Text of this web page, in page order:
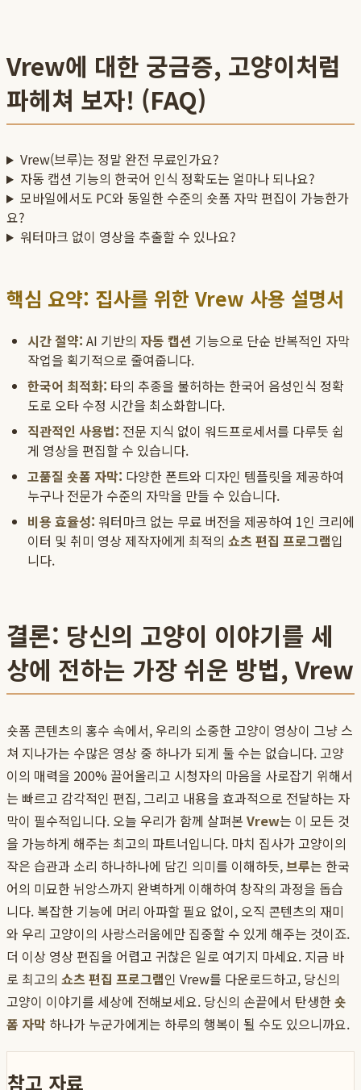
Vrew에 대한 궁금증, 고양이처럼
파헤쳐 보자! (FAQ)
Vrew(브루)는 정말 완전 무료인가요?
자동 캡션 기능의 한국어 인식 정확도는 얼마나 되나요?
모바일에서도 PC와 동일한 수준의 숏폼 자막 편집이 가능한가
요?
워터마크 없이 영상을 추출할 수 있나요?
핵심 요약: 집사를 위한 Vrew 사용 설명서
시간 절약: AI 기반의 자동 캡션 기능으로 단순 반복적인 자막
작업을 획기적으로 줄여줍니다.
한국어 최적화: 타의 추종을 불허하는 한국어 음성인식 정확
도로 오타 수정 시간을 최소화합니다.
직관적인 사용법: 전문 지식 없이 워드프로세서를 다루듯 쉽
게 영상을 편집할 수 있습니다.
고품질 숏폼 자막: 다양한 폰트와 디자인 템플릿을 제공하여
누구나 전문가 수준의 자막을 만들 수 있습니다.
비용 효율성: 워터마크 없는 무료 버전을 제공하여 1인 크리에
이터 및 취미 영상 제작자에게 최적의 쇼츠 편집 프로그램입
니다.
결론: 당신의 고양이 이야기를 세
상에 전하는 가장 쉬운 방법, Vrew
숏폼 콘텐츠의 홍수 속에서, 우리의 소중한 고양이 영상이 그냥 스
쳐 지나가는 수많은 영상 중 하나가 되게 둘 수는 없습니다. 고양
이의 매력을 200% 끌어올리고 시청자의 마음을 사로잡기 위해서
는 빠르고 감각적인 편집, 그리고 내용을 효과적으로 전달하는 자
막이 필수적입니다. 오늘 우리가 함께 살펴본 Vrew는 이 모든 것
을 가능하게 해주는 최고의 파트너입니다. 마치 집사가 고양이의
작은 습관과 소리 하나하나에 담긴 의미를 이해하듯,브루는 한국
어의 미묘한 뉘앙스까지 완벽하게 이해하여 창작의 과정을 돕습
니다. 복잡한 기능에 머리 아파할 필요 없이, 오직 콘텐츠의 재미
와 우리 고양이의 사랑스러움에만 집중할 수 있게 해주는 것이죠.
더 이상 영상 편집을 어렵고 귀찮은 일로 여기지 마세요. 지금 바
로 최고의 쇼츠 편집 프로그램인 Vrew를 다운로드하고, 당신의
고양이 이야기를 세상에 전해보세요. 당신의 손끝에서 탄생한숏
폼 자막 하나가 누군가에게는 하루의 행복이 될 수도 있으니까요.
참고 자료